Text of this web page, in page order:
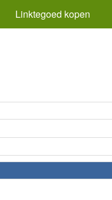
Linktegoed kopen